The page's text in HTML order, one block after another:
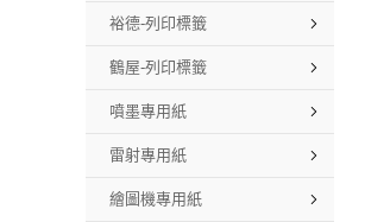
裕德-列印標籤
鶴屋-列印標籤
噴墨專用紙
雷射專用紙
繪圖機專用紙